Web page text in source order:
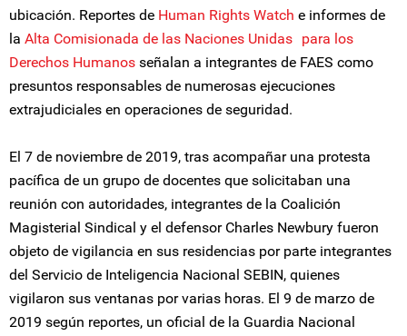
ubicación. Reportes de Human Rights Watch e informes de
la Alta Comisionada de las Naciones Unidas para los
Derechos Humanos señalan a integrantes de FAES como
presuntos responsables de numerosas ejecuciones
extrajudiciales en operaciones de seguridad.
El 7 de noviembre de 2019, tras acompañar una protesta
pacífica de un grupo de docentes que solicitaban una
reunión con autoridades, integrantes de la Coalición
Magisterial Sindical y el defensor Charles Newbury fueron
objeto de vigilancia en sus residencias por parte integrantes
del Servicio de Inteligencia Nacional SEBIN, quienes
vigilaron sus ventanas por varias horas. El 9 de marzo de
2019 según reportes, un oficial de la Guardia Nacional